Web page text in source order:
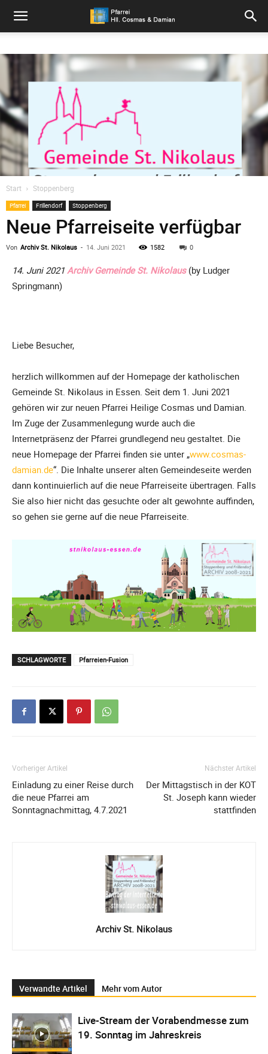
Pfarrei
Cosmas
und
Damian
Start Stoppenberg
Pfarrei Frillendorf Stoppenberg
Neue Pfarreiseite verfügbar
Von Archiv St. Nikolaus - 14. Juni 2021 1582 0
14. Juni 2021 Archiv Gemeinde St. Nikolaus(by Ludger
Springmann)
Liebe Besucher,
herzlich willkommen auf der Homepage der katholischen
Gemeinde St. Nikolaus in Essen. Seit dem 1. Juni 2021
gehören wir zur neuen Pfarrei Heilige Cosmas und Damian.
Im Zuge der Zusammenlegung wurde auch die
Internetpräsenz der Pfarrei grundlegend neu gestaltet. Die
neue Homepage der Pfarrei finden sie unter „www.cosmas-
damian.de“. Die Inhalte unserer alten Gemeindeseite werden
dann kontinuierlich auf die neue Pfarreiseite übertragen. Falls
Sie also hier nicht das gesuchte oder alt gewohnte auffinden,
so gehen sie gerne auf die neue Pfarreiseite.
SCHLAGWORTE Pfarreien-Fusion
Vorheriger Artikel
Einladung zu einer Reise durch
die neue Pfarrei am
Sonntagnachmittag, 4.7.2021
Nächster Artikel
Der Mittagstisch in der KOT
St. Joseph kann wieder
stattfinden
Archiv St. Nikolaus
Verwandte Artikel Mehr vom Autor
Live-Stream der Vorabendmesse zum
19. Sonntag im Jahreskreis